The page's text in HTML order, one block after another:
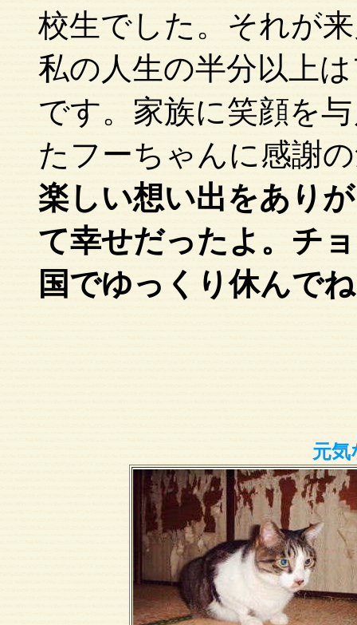
校生でした。それが
私の人生の半分以上
です。家族に笑顔を
たフーちゃんに感謝
楽しい想い出をあり
て幸せだったよ。チ
国でゆっくり休んで
元気